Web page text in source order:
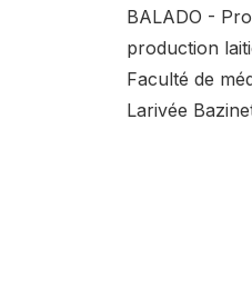
BALADO -
production
Faculté de
Larivée